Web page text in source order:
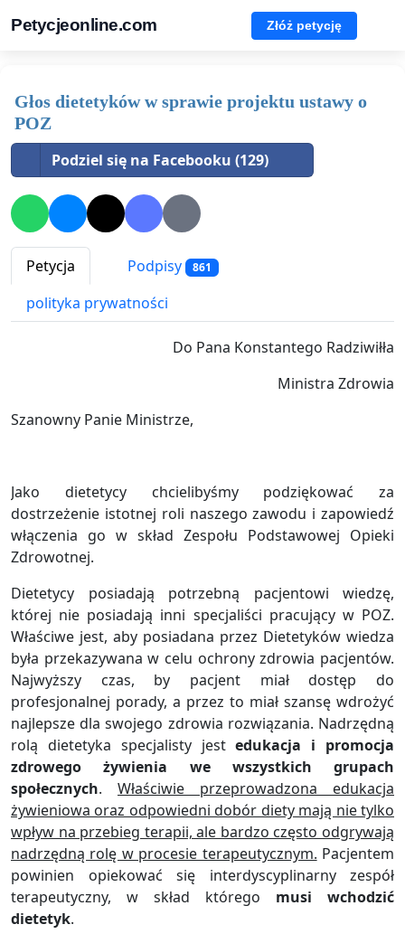
Petycjeonline.com Złóż petycję
Głos dietetyków w sprawie projektu ustawy o
POZ
Podziel się na Facebooku (129)
Petycja Podpisy 861
polityka prywatności
Do Pana Konstantego Radziwiłła
Ministra Zdrowia
Szanowny Panie Ministrze,
Jako dietetycy chcielibyśmy podziękować za
dostrzeżenie istotnej roli naszego zawodu i zapowiedź
włączenia go w skład Zespołu Podstawowej Opieki
Zdrowotnej.
Dietetycy posiadają potrzebną pacjentowi wiedzę,
której nie posiadają inni specjaliści pracujący w POZ.
Właściwe jest, aby posiadana przez Dietetyków wiedza
była przekazywana w celu ochrony zdrowia pacjentów.
Najwyższy czas, by pacjent miał dostęp do
profesjonalnej porady, a przez to miał szansę wdrożyć
najlepsze dla swojego zdrowia rozwiązania. Nadrzędną
rolą dietetyka specjalisty jestedukacja i promocja
zdrowego żywienia we wszystkich grupach
społecznych. Właściwie przeprowadzona edukacja
żywieniowa oraz odpowiedni dobór diety mają nie tylko
wpływ na przebieg terapii, ale bardzo często odgrywają
nadrzędną rolę w procesie terapeutycznym. Pacjentem
powinien opiekować się interdyscyplinarny zespół
terapeutyczny, w skład którego musi wchodzić
dietetyk.